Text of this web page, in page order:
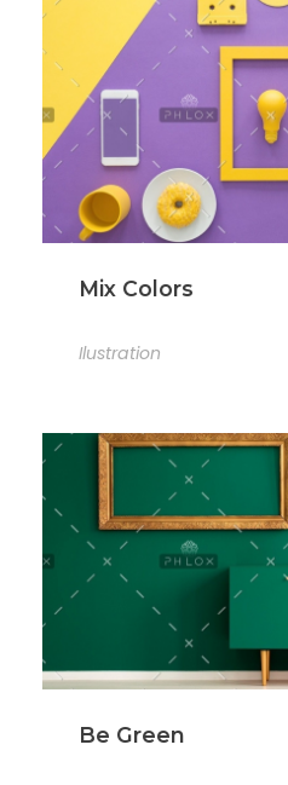
Mix Colors
Ilustration
Be Green